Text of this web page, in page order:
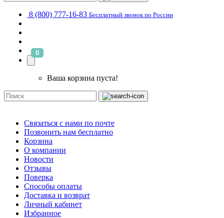
8 (800) 777-16-83 Бесплатный звонок по России
0
Ваша корзина пуста!
Связаться с нами по почте
Позвонить нам бесплатно
Корзина
О компании
Новости
Отзывы
Поверка
Способы оплаты
Доставка и возврат
Личный кабинет
Избранное